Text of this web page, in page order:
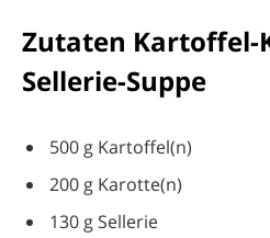
Zutaten Kartoffel-
Sellerie-Suppe
500 g Kartoffel(n)
200 g Karotte(n)
130 g Sellerie